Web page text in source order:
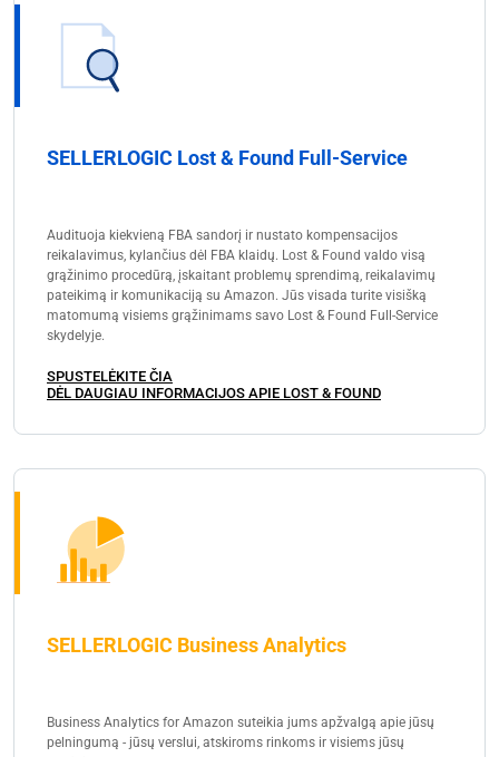
SELLERLOGIC Lost & Found Full-Service
Audituoja kiekvieną FBA sandorį ir nustato kompensacijos
reikalavimus, kylančius dėl FBA klaidų. Lost & Found valdo visą
grąžinimo procedūrą, įskaitant problemų sprendimą, reikalavimų
pateikimą ir komunikaciją su Amazon. Jūs visada turite visišką
matomumą visiems grąžinimams savo Lost & Found Full-Service
skydelyje.
SPUSTELĖKITE ČIA
DĖL DAUGIAU INFORMACIJOS APIE LOST & FOUND
SELLERLOGIC Business Analytics
Business Analytics for Amazon suteikia jums apžvalgą apie jūsų
pelningumą - jūsų verslui, atskiroms rinkoms ir visiems jūsų